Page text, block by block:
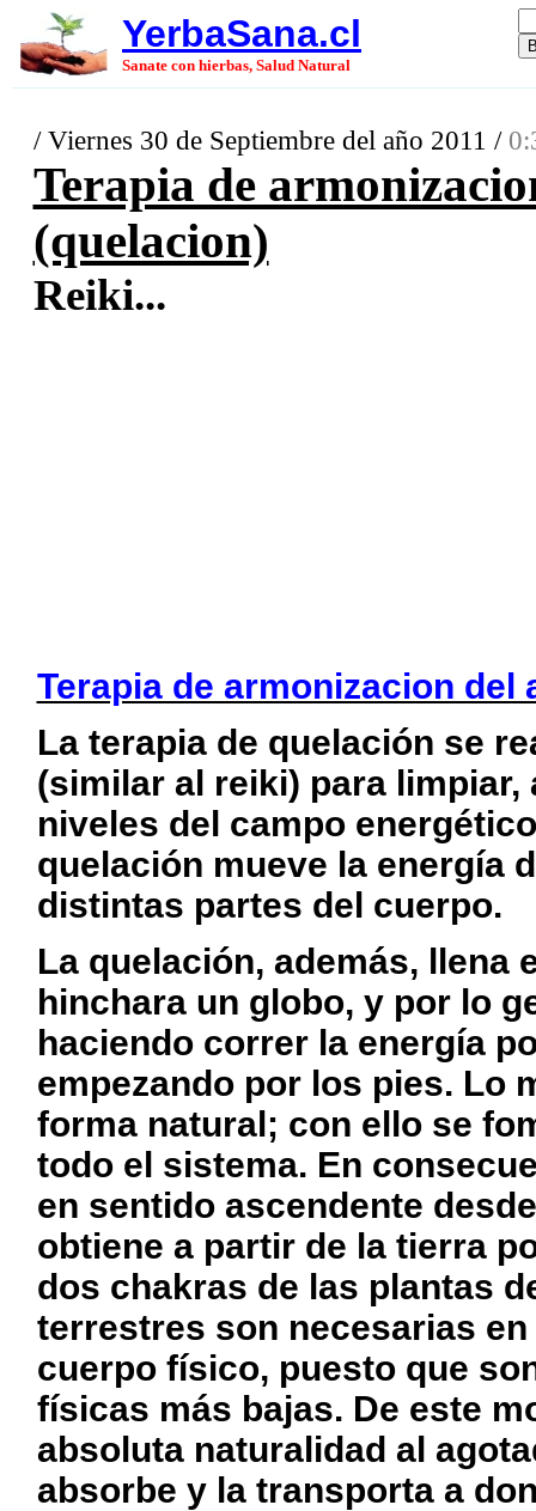
YerbaSana.cl
Sanate con hierbas, Salud Natural
/ Viernes 30 de Septiembre del año 2011 /
Terapia de
(quelacion)
Reiki...
Terapia de armonizacion del
La terapia de quelación se
(similar al reiki) para
niveles del campo
quelación mueve la energía
distintas partes del cuerpo.
La quelación, además, llena
hinchara un globo, y por lo
haciendo correr la energía
empezando por los pies. Lo
forma natural; con ello se
todo el sistema. En
en sentido ascendente
obtiene a partir de la tierra
dos chakras de las plantas
terrestres son necesarias
cuerpo físico, puesto que
físicas más bajas. De este
absoluta naturalidad al
absorbe y la transporta a